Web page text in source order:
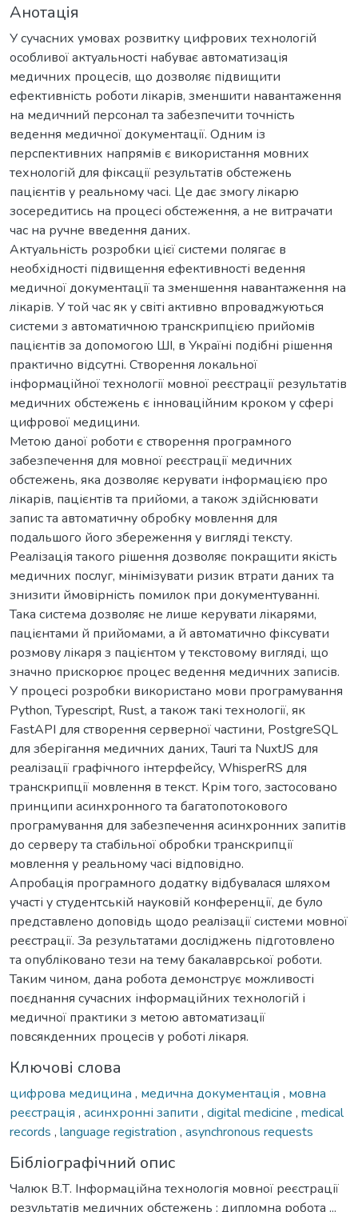
Анотація
У сучасних умовах розвитку цифрових технологій
особливої актуальності набуває автоматизація
медичних процесів, що дозволяє підвищити
ефективність роботи лікарів, зменшити навантаження
на медичний персонал та забезпечити точність
ведення медичної документації. Одним із
перспективних напрямів є використання мовних
технологій для фіксації результатів обстежень
пацієнтів у реальному часі. Це дає змогу лікарю
зосередитись на процесі обстеження, а не витрачати
час на ручне введення даних.
Актуальність розробки цієї системи полягає в
необхідності підвищення ефективності ведення
медичної документації та зменшення навантаження на
лікарів. У той час як у світі активно впроваджуються
системи з автоматичною транскрипцією прийомів
пацієнтів за допомогою ШІ, в Україні подібні рішення
практично відсутні. Створення локальної
інформаційної технології мовної реєстрації результатів
медичних обстежень є інноваційним кроком у сфері
цифрової медицини.
Метою даної роботи є створення програмного
забезпечення для мовної реєстрації медичних
обстежень, яка дозволяє керувати інформацією про
лікарів, пацієнтів та прийоми, а також здійснювати
запис та автоматичну обробку мовлення для
подальшого його збереження у вигляді тексту.
Реалізація такого рішення дозволяє покращити якість
медичних послуг, мінімізувати ризик втрати даних та
знизити ймовірність помилок при документуванні.
Така система дозволяє не лише керувати лікарями,
пацієнтами й прийомами, а й автоматично фіксувати
розмову лікаря з пацієнтом у текстовому вигляді, що
значно прискорює процес ведення медичних записів.
У процесі розробки використано мови програмування
Python, Typescript, Rust, а також такі технології, як
FastAPI для створення серверної частини, PostgreSQL
для зберігання медичних даних, Tauri та NuxtJS для
реалізації графічного інтерфейсу, WhisperRS для
транскрипції мовлення в текст. Крім того, застосовано
принципи асинхронного та багатопотокового
програмування для забезпечення асинхронних запитів
до серверу та стабільної обробки транскрипції
мовлення у реальному часі відповідно.
Апробація програмного додатку відбувалася шляхом
участі у студентській науковій конференції, де було
представлено доповідь щодо реалізації системи мовної
реєстрації. За результатами досліджень підготовлено
та опубліковано тези на тему бакалаврської роботи.
Таким чином, дана робота демонструє можливості
поєднання сучасних інформаційних технологій і
медичної практики з метою автоматизації
повсякденних процесів у роботі лікаря.
Ключові слова
цифрова медицина , медична документація , мовна
реєстрація , асинхронні запити , digital medicine , medical
records , language registration , asynchronous requests
Бібліографічний опис
Чалюк В.Т. Інформаційна технологія мовної реєстрації
результатів медичних обстежень : дипломна робота ...